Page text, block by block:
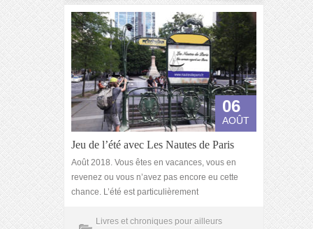
06
AOÛT
Jeu de l’été avec Les Nautes de Paris
Août 2018. Vous êtes en vacances, vous en
revenez ou vous n’avez pas encore eu cette
chance. L’été est particulièrement
Livres et chroniques pour ailleurs